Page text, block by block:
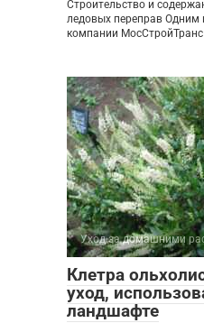
Строительство и
ледовых переправ Одним
компании МосСтройТранс
Уход за домашними
Клетра
уход,
ландшафте